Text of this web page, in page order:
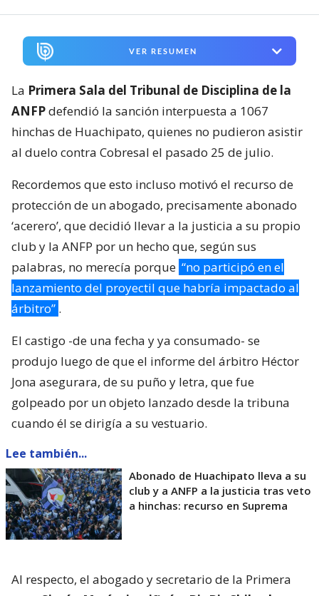
VER RESUMEN
La Primera Sala del Tribunal de Disciplina de la
ANFPdefendió la sanción interpuesta a 1067
hinchas de Huachipato, quienes no pudieron asistir
al duelo contra Cobresal el pasado 25 de julio.
Recordemos que esto incluso motivó el recurso de
protección de un abogado, precisamente abonado
‘acerero’, que decidió llevar a la justicia a su propio
club y la ANFP por un hecho que, según sus
palabras, no merecía porque “no participó en el
lanzamiento del proyectil que habría impactado al
árbitro” .
El castigo -de una fecha y ya consumado- se
produjo luego de que el informe del árbitro Héctor
Jona asegurara, de su puño y letra, que fue
golpeado por un objeto lanzado desde la tribuna
cuando él se dirigía a su vestuario.
Lee también...
Abonado de Huachipato lleva a su
club y a ANFP a la justicia tras veto
a hinchas: recurso en Suprema
Al respecto, el abogado y secretario de la Primera